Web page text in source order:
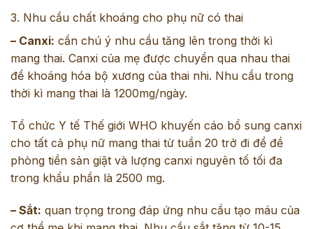
3. Nhu cầu chất khoáng cho phụ nữ có thai
– Canxi: cần chú ý nhu cầu tăng lên trong thời kì
mang thai. Canxi của mẹ được chuyển qua nhau thai
để khoáng hóa bộ xương của thai nhi. Nhu cầu trong
thời kì mang thai là 1200mg/ngày.
Tổ chức Y tế Thế giới WHO khuyến cáo bổ sung canxi
cho tất cả phụ nữ mang thai từ tuần 20 trở đi để đề
phòng tiền sản giật và lượng canxi nguyên tố tối đa
trong khẩu phần là 2500 mg.
– Sắt: quan trọng trong đáp ứng nhu cầu tạo máu của